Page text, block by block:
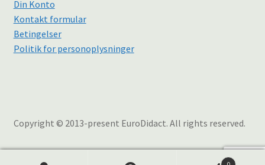
Din Konto
Kontakt formular
Betingelser
Politik for personoplysninger
Copyright © 2013-present EuroDidact. All rights reserved.